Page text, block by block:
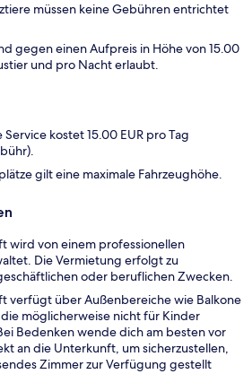
müssen keine Gebühren entrichtet
gegen einen Aufpreis in Höhe von 15.00
und pro Nacht erlaubt.
Service kostet 15.00 EUR pro Tag
gilt eine maximale Fahrzeughöhe.
wird von einem professionellen
Die Vermietung erfolgt zu
oder beruflichen Zwecken.
verfügt über Außenbereiche wie Balkone
möglicherweise nicht für Kinder
Bedenken wende dich am besten vor
an die Unterkunft, um sicherzustellen,
Zimmer zur Verfügung gestellt